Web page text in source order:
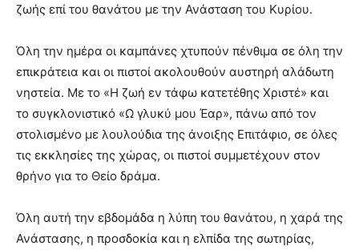
ζωής επί του θανάτου με την Ανάσταση του Κυρίου.
Όλη την ημέρα οι καμπάνες χτυπούν πένθιμα σε όλη την
επικράτεια και οι πιστοί ακολουθούν αυστηρή αλάδωτη
νηστεία. Mε το «Η ζωή εν τάφω κατετέθης Χριστέ» και
το συγκλονιστικό «Ω γλυκύ μου Έαρ», πάνω από τον
στολισμένο με λουλούδια της άνοιξης Επιτάφιο, σε όλες
τις εκκλησίες της χώρας, οι πιστοί συμμετέχουν στον
θρήνο για το Θείο δράμα.
Όλη αυτή την εβδομάδα η λύπη του θανάτου, η χαρά της
Ανάστασης, η προσδοκία και η ελπίδα της σωτηρίας,